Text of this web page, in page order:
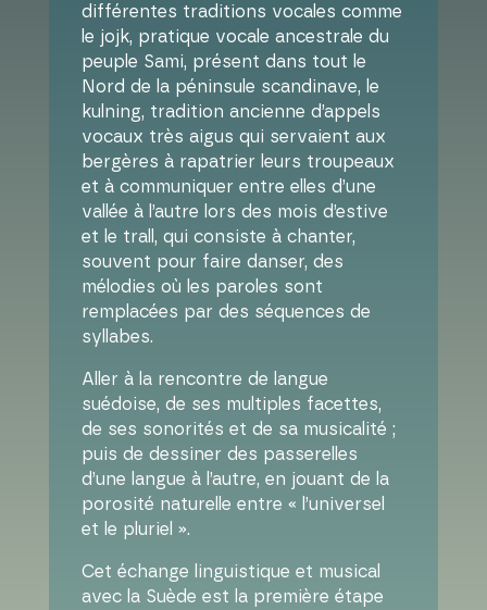
différentes traditions vocales comme
le jojk, pratique vocale ancestrale du
peuple Sami, présent dans tout le
Nord de la péninsule scandinave, le
kulning, tradition ancienne d’appels
vocaux très aigus qui servaient aux
bergères à rapatrier leurs troupeaux
et à communiquer entre elles d’une
vallée à l’autre lors des mois d’estive
et le trall, qui consiste à chanter,
souvent pour faire danser, des
mélodies où les paroles sont
remplacées par des séquences de
syllabes.
Aller à la rencontre de langue
suédoise, de ses multiples facettes,
de ses sonorités et de sa musicalité ;
puis de dessiner des passerelles
d’une langue à l’autre, en jouant de la
porosité naturelle entre « l’universel
et le pluriel ».
Cet échange linguistique et musical
avec la Suède est la première étape